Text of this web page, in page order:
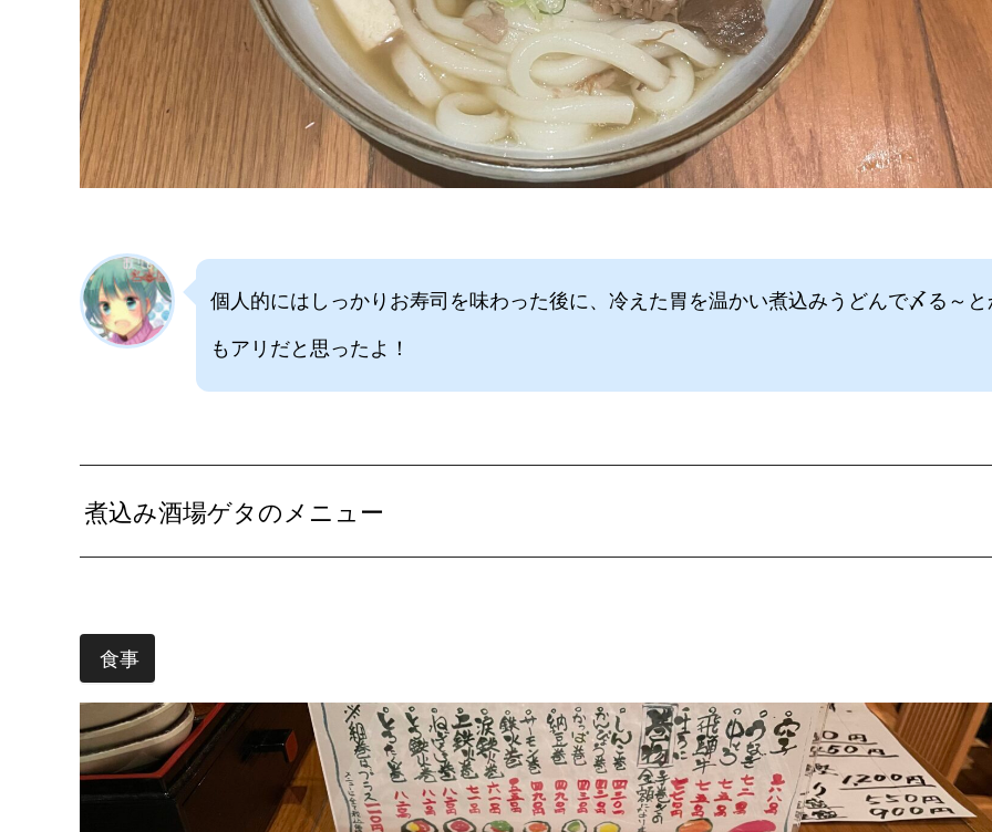
個人的にはしっかりお寿司を味わった後に、冷えた胃を温かい煮込みうどんで〆る～と
もアリだと思ったよ！
煮込み酒場ゲタのメニュー
食事